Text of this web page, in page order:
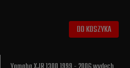
DO KOSZYKA